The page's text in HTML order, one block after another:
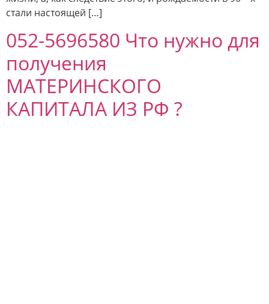
стали настоящей […]
052-5696580 Что нужно для
получения
МАТЕРИНСКОГО
КАПИТАЛА ИЗ РФ ?